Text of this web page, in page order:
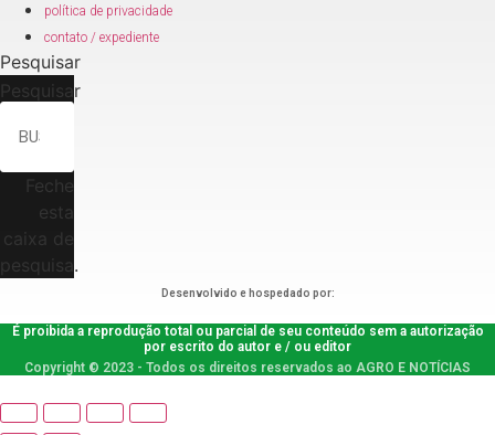
política de privacidade
contato / expediente
Pesquisar
Pesquisar
Feche
esta
caixa de
pesquisa.
Desenvolvido e hospedado por:
É proibida a reprodução total ou parcial de seu conteúdo sem a autorização
por escrito do autor e / ou editor
Copyright © 2023 - Todos os direitos reservados ao AGRO E NOTÍCIAS